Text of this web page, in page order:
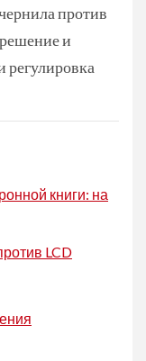
против
и
регулировка
книги: на
LCD